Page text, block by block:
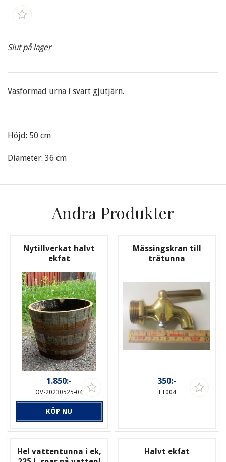
Slut på lager
Vasformad urna i svart gjutjärn.
Höjd: 50 cm
Diameter: 36 cm
Andra Produkter
Nytillverkat halvt
ekfat
1.850:-
OV-20230525-04
KÖP NU
Mässingskran till
trätunna
350:-
TT004
Hel vattentunna i ek,
Halvt ekfat